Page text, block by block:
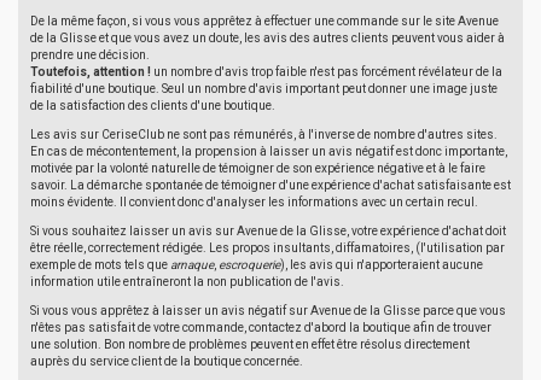
De la même façon, si vous vous apprêtez à effectuer une commande sur le site Avenue
de la Glisse et que vous avez un doute, les avis des autres clients peuvent vous aider à
prendre une décision.
Toutefois, attention ! un nombre d'avis trop faible n'est pas forcément révélateur de la
fiabilité d'une boutique. Seul un nombre d'avis important peut donner une image juste
de la satisfaction des clients d'une boutique.
Les avis sur CeriseClub ne sont pas rémunérés, à l'inverse de nombre d'autres sites.
En cas de mécontentement, la propension à laisser un avis négatif est donc importante,
motivée par la volonté naturelle de témoigner de son expérience négative et à le faire
savoir. La démarche spontanée de témoigner d'une expérience d'achat satisfaisante est
moins évidente. Il convient donc d'analyser les informations avec un certain recul.
Si vous souhaitez laisser un avis sur Avenue de la Glisse, votre expérience d'achat doit
être réelle, correctement rédigée. Les propos insultants, diffamatoires, (l'utilisation par
exemple de mots tels que arnaque, escroquerie), les avis qui n'apporteraient aucune
information utile entraîneront la non publication de l'avis.
Si vous vous apprêtez à laisser un avis négatif sur Avenue de la Glisse parce que vous
n'êtes pas satisfait de votre commande, contactez d'abord la boutique afin de trouver
une solution. Bon nombre de problèmes peuvent en effet être résolus directement
auprès du service client de la boutique concernée.